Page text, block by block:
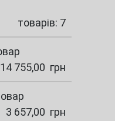
товарів: 7
14 755,00 грн
3 657,00 грн